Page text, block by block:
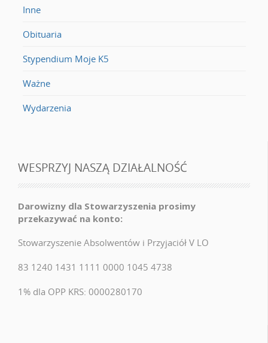
Inne
Obituaria
Stypendium Moje K5
Ważne
Wydarzenia
WESPRZYJ NASZĄ DZIAŁALNOŚĆ
Darowizny dla Stowarzyszenia prosimy
przekazywać na konto:
Stowarzyszenie Absolwentów i Przyjaciół V LO
83 1240 1431 1111 0000 1045 4738
1% dla OPP KRS: 0000280170